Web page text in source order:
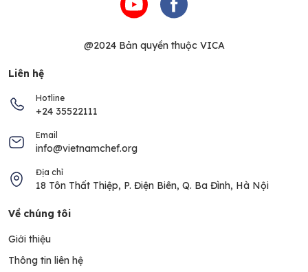
@2024 Bản quyền thuộc VICA
Liên hệ
Hotline
+24 35522111
Email
info@vietnamchef.org
Địa chỉ
18 Tôn Thất Thiệp, P. Điện Biên, Q. Ba Đình, Hà Nội
Về chúng tôi
Giới thiệu
Thông tin liên hệ